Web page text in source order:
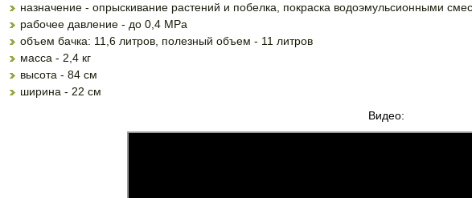
назначение - опрыскивание растений и побелка, покраска водоэмульсионными
рабочее давление - до 0,4 MPa
объем бачка: 11,6 литров, полезный объем - 11 литров
масса - 2,4 кг
высота - 84 см
ширина - 22 см
Видео: